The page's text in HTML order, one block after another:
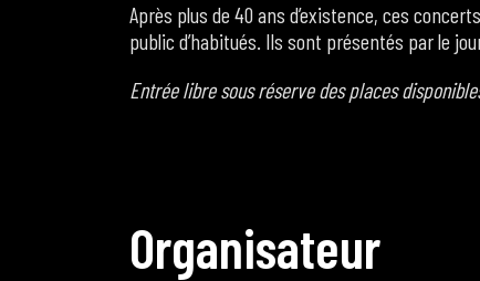
Après plus de 40 ans d’existence, ces
public d’habitués. Ils sont présentés par le
Entrée libre sous réserve des places
Organisateur